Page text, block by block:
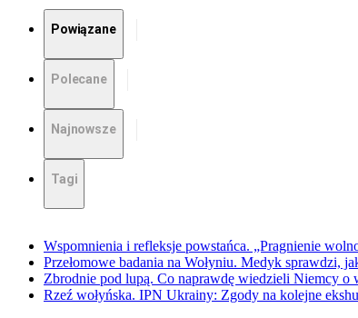
Powiązane
Polecane
Najnowsze
Tagi
Wspomnienia i refleksje powstańca. „Pragnienie
Przełomowe badania na Wołyniu. Medyk sprawdzi,
Zbrodnie pod lupą. Co naprawdę wiedzieli Niemcy o
Rzeź wołyńska. IPN Ukrainy: Zgody na kolejne